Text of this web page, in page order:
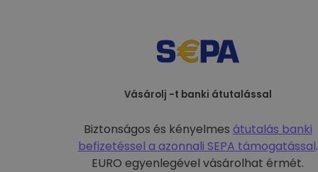
Vásárolj -t banki átutalással
Biztonságos és kényelmes átutalás banki
befizetéssel a azonnali SEPA támogatással.
EURO egyenlegével vásárolhat érmét.